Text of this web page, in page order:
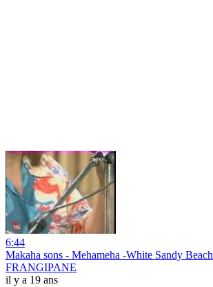
6:44
Makaha sons - Mehameha -White Sandy Beach
FRANGIPANE
il y a 19 ans